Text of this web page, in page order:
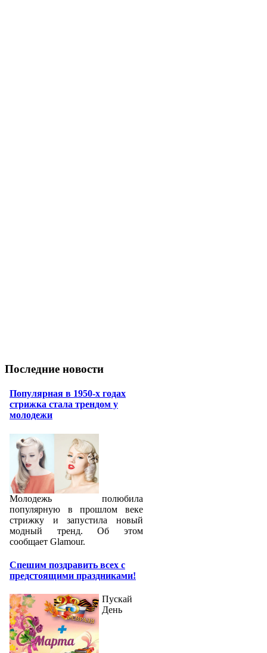
Последние новости
Популярная в 1950-х годах
стрижка стала трендом у
молодежи
Молодежь полюбила
популярную в прошлом веке
стрижку и запустила новый
модный тренд. Об этом
сообщает Glamour.
Спешим поздравить всех с
предстоящими праздниками!
Пускай
День